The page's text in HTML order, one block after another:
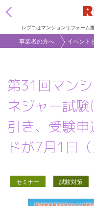
レプコはマンションリフォーム
事業者の方へ イベント
第31回マン
ネジャー試
引き、受験
ドが7月1日
セミナー 試験対策